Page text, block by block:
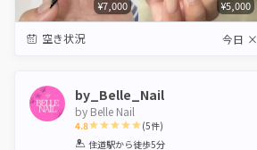
¥7,000 ¥5,000
空き状況 今日 ×
by_Belle_Nail
by Belle Nail
4.8
1 2 3 4 5
(5件)
住道駅から徒歩5分